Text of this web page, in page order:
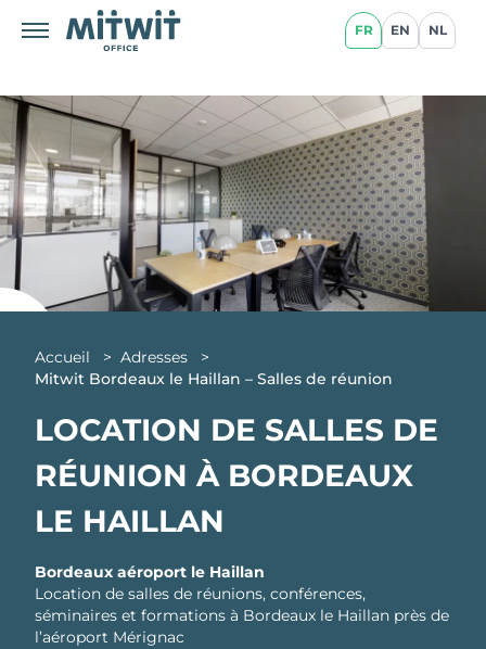
FR EN NL
Accueil > Adresses
>
Mitwit Bordeaux le Haillan – Salles de réunion
LOCATION DE SALLES DE
RÉUNION À BORDEAUX
LE HAILLAN
Bordeaux aéroport le Haillan
Location de salles de réunions, conférences,
séminaires et formations à Bordeaux le Haillan près de
l’aéroport Mérignac